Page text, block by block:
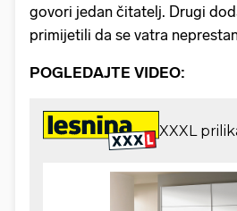
govori jedan čitatelj. Drugi
primijetili da se vatra
POGLEDAJTE VIDEO: